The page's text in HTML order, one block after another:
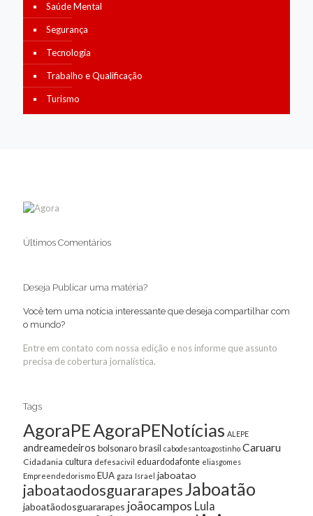
Saúde Mental
Segurança
Tecnologia
Trabalho e Qualificação
Turismo
Últimos Comentários
Deseja Publicar uma matéria?
Você tem uma notícia interessante que deseja compartilhar com
o mundo?
Entre em contato com nossa edição e nos informe que assunto
precisa de cobertura jornalística.
Tags
AgoraPEAgoraPENotícias ALEPE
andreamedeiros bolsonarobrasil cabodesantoagostinho Caruaru
Cidadania cultura defesacivil eduardodafonte eliasgomes
Empreendedorismo EUA gaza Israel jaboatao
jaboataodosguararapesJaboatão
jaboatãodosguararapes joãocampos Lula